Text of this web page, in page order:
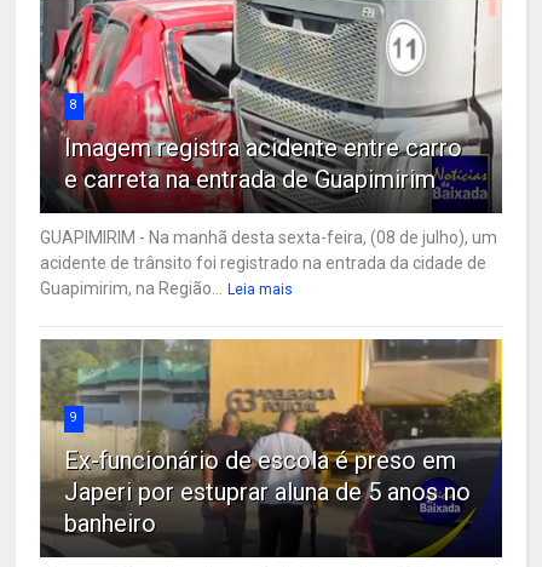
8
Imagem registra acidente entre carro
e carreta na entrada de Guapimirim
GUAPIMIRIM - Na manhã desta sexta-feira, (08 de julho), um
acidente de trânsito foi registrado na entrada da cidade de
Guapimirim, na Região...
Leia mais
9
Ex-funcionário de escola é preso em
Japeri por estuprar aluna de 5 anos no
banheiro